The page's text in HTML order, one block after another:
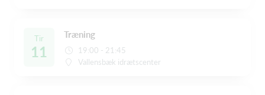
Tir
11
Træning
19:00 - 21:45
Vallensbæk idrætscenter